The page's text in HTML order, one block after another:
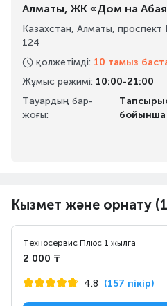
Алматы, ЖК «Дом на
Казахстан, Алматы, проспект
124
қолжетімді: 10 тамыз
Жұмыс режимі: 10:00-21:00
Тауардың бар-
жоғы:
бойынша
Кызмет және орнату
Техносервис Плюс 1 жылға
2 000 ₸
4.8 (157 пікір)